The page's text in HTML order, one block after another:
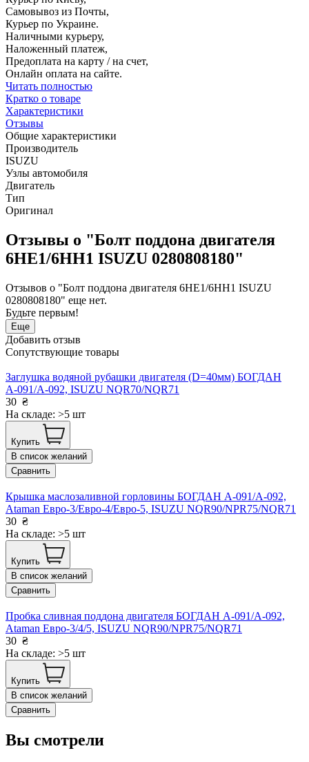
Самовывоз из Почты,
Курьер по Украине.
Наличными курьеру,
Наложенный платеж,
Предоплата на карту / на счет,
Онлайн оплата на сайте.
Читать полностью
Кратко о товаре
Характеристики
Отзывы
Общие характеристики
Производитель
ISUZU
Узлы автомобиля
Двигатель
Тип
Оригинал
Отзывы о "Болт поддона двигателя
6HE1/6HH1 ISUZU 0280808180"
Отзывов о "Болт поддона двигателя 6HE1/6HH1 ISUZU
0280808180" еще нет.
Будьте первым!
Еще
Добавить отзыв
Сопутствующие товары
Заглушка водяной рубашки двигателя (D=40мм) БОГДАН
А-091/А-092, ISUZU NQR70/NQR71
30 ₴
На складе: >5 шт
Купить
В список желаний
Сравнить
Крышка маслозаливной горловины БОГДАН А-091/А-092,
Ataman Евро-3/Евро-4/Евро-5, ISUZU NQR90/NPR75/NQR71
30 ₴
На складе: >5 шт
Купить
В список желаний
Сравнить
Пробка сливная поддона двигателя БОГДАН А-091/А-092,
Ataman Евро-3/4/5, ISUZU NQR90/NPR75/NQR71
30 ₴
На складе: >5 шт
Купить
В список желаний
Сравнить
Вы смотрели